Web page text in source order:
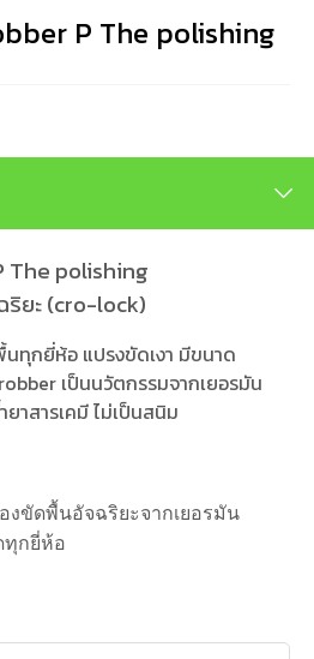
P The polishing
The polishing
ยะ (cro-lock)
ทุกยี่ห้อ แปรงขัดเงา มีขนาด
เป็นนวัตกรรมจากเยอรมัน
าสารเคมี ไม่เป็นสนิม
งขัดพื้นอัจฉริยะจากเยอรมัน
ทุกยี่ห้อ